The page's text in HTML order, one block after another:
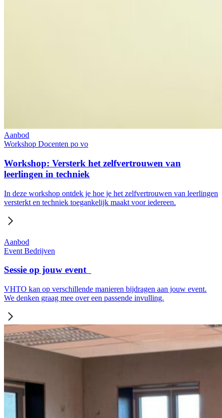
Aanbod
Workshop Docenten po vo
Workshop: Versterk het zelfvertrouwen van
leerlingen in techniek
In deze workshop ontdek je hoe je het zelfvertrouwen van leerlingen
versterkt en techniek toegankelijk maakt voor iedereen.
Aanbod
Event Bedrijven
Sessie op jouw event
VHTO kan op verschillende manieren bijdragen aan jouw event.
We denken graag mee over een passende invulling.